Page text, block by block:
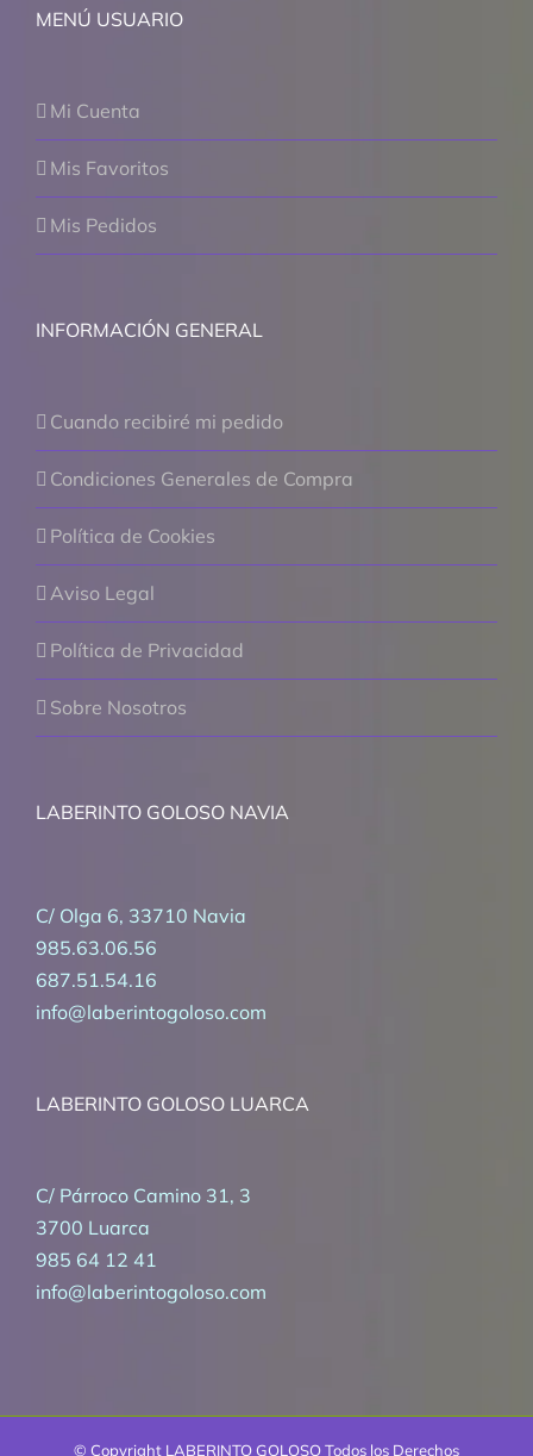
MENÚ USUARIO
Mi Cuenta
Mis Favoritos
Mis Pedidos
INFORMACIÓN GENERAL
Cuando recibiré mi pedido
Condiciones Generales de Compra
Política de Cookies
Aviso Legal
Política de Privacidad
Sobre Nosotros
LABERINTO GOLOSO NAVIA
C/ Olga 6, 33710 Navia
985.63.06.56
687.51.54.16
info@laberintogoloso.com
LABERINTO GOLOSO LUARCA
C/ Párroco Camino 31, 3
3700 Luarca
985 64 12 41
info@laberintogoloso.com
© Copyright LABERINTO GOLOSO Todos los Derechos